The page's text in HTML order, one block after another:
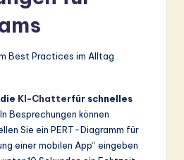
Best Practices im Alltag
KI-Chatterfür schnelles
In Besprechungen können
Sie ein PERT-Diagramm für
einer mobilen App“ eingeben